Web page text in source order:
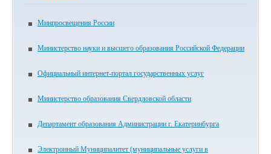
Минпросвещения России
Министерство науки и высшего образования Российской Федерации
Официальный интернет-портал государственных услуг
Министерство образования Свердловской области
Департамент образования Администрации г. Екатеринбурга
Электронный Муниципалитет (муниципальные услуги в